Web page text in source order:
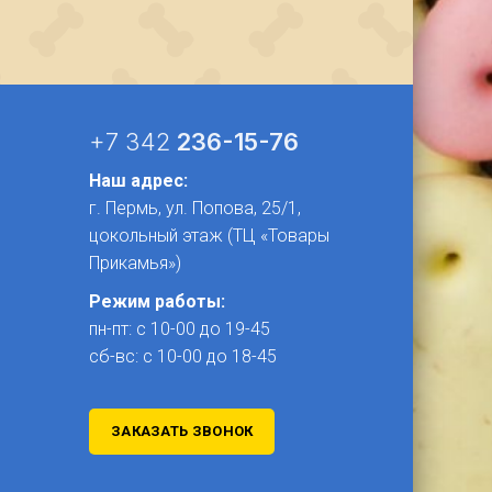
+7 342 236-15-76
Наш адрес:
г. Пермь, ул. Попова, 25/1​,
цокольный этаж (ТЦ «Товары
Прикамья»)
Режим работы:
пн-пт: с 10-00 до 19-45
сб-вс: с 10-00 до 18-45
ЗАКАЗАТЬ ЗВОНОК